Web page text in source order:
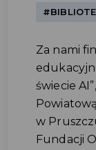
Za nami
świecie
w
Fundacji